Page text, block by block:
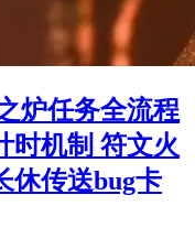
炉任务全流程
时机制 符文火
休传送bug卡